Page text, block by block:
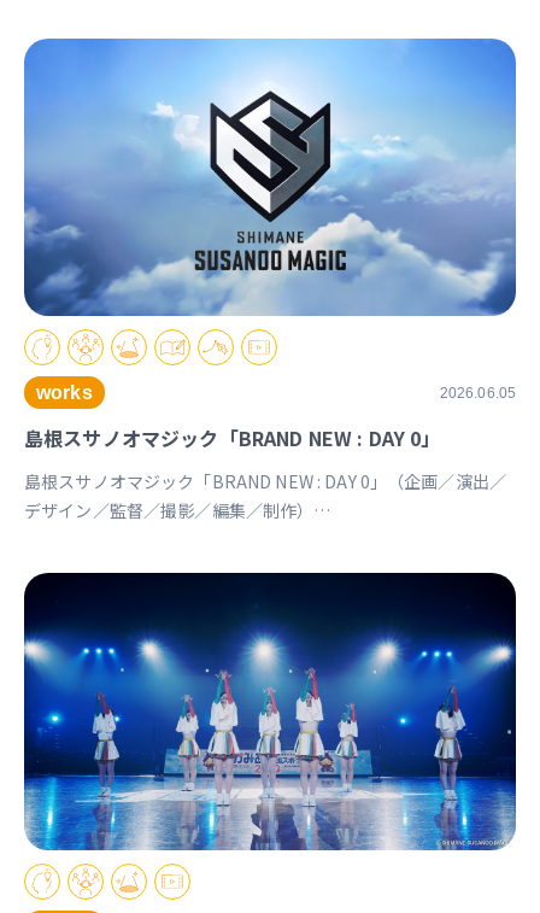
works 2026.06.05
島根スサノオマジック「BRAND NEW : DAY 0」
島根スサノオマジック「BRAND NEW : DAY 0」（企画／演出／
デザイン／監督／撮影／編集／制作）